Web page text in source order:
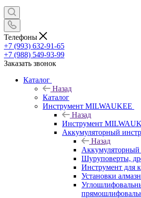
Телефоны
+7 (993) 632-91-65
+7 (988) 549-93-99
Заказать звонок
Каталог
Назад
Каталог
Инструмент MILWAUKEE
Назад
Инструмент
Аккумуляторный
Назад
Аккумуляторный
Шуруповерты,
Инструмент для
Установки